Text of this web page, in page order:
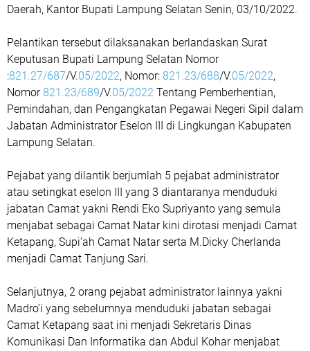
Daerah, Kantor Bupati Lampung Selatan Senin, 03/10/2022.
Pelantikan tersebut dilaksanakan berlandaskan Surat
Keputusan Bupati Lampung Selatan Nomor
:821.27/687/V.05/2022, Nomor: 821.23/688/V.05/2022,
Nomor821.23/689/V.05/2022 Tentang Pemberhentian,
Pemindahan, dan Pengangkatan Pegawai Negeri Sipil dalam
Jabatan Administrator Eselon III di Lingkungan Kabupaten
Lampung Selatan.
Pejabat yang dilantik berjumlah 5 pejabat administrator
atau setingkat eselon III yang 3 diantaranya menduduki
jabatan Camat yakni Rendi Eko Supriyanto yang semula
menjabat sebagai Camat Natar kini dirotasi menjadi Camat
Ketapang, Supi’ah Camat Natar serta M.Dicky Cherlanda
menjadi Camat Tanjung Sari.
Selanjutnya, 2 orang pejabat administrator lainnya yakni
Madro’i yang sebelumnya menduduki jabatan sebagai
Camat Ketapang saat ini menjadi Sekretaris Dinas
Komunikasi Dan Informatika dan Abdul Kohar menjabat